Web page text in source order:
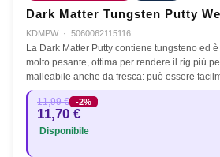
Dark Matter Tungsten Putty
KDMPW · 5060062115116
La Dark Matter Putty contiene tungsteno ed
molto pesante, ottima per rendere il rig più
malleabile anche da fresca: può essere
11,99 € -2%
11,70 €
Disponibile